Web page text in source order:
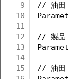
9
10
11
12
13
14
15
// 油田
// 製品
// 油田